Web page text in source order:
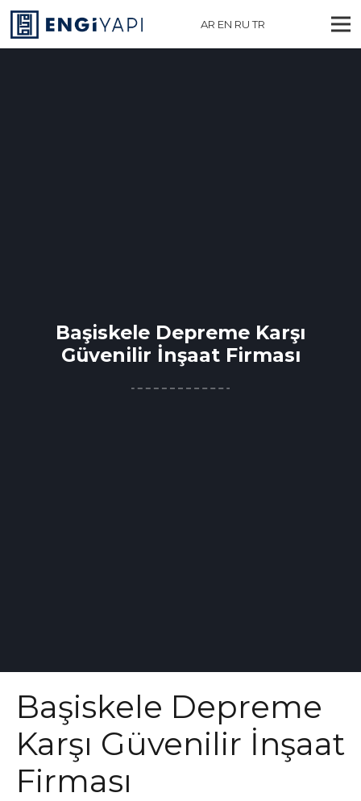
AR EN RU TR
Başiskele Depreme Karşı
Güvenilir İnşaat Firması
Başiskele Depreme
Karşı Güvenilir İnşaat
Firması